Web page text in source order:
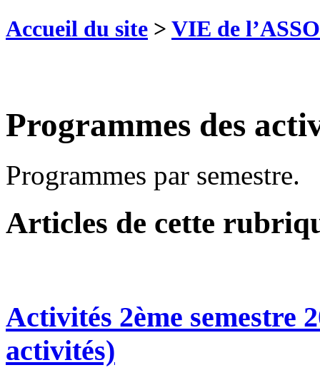
Accueil du site > VIE de
Programmes des
Programmes par semestre.
Articles de cette
Activités 2ème semestre
activités)